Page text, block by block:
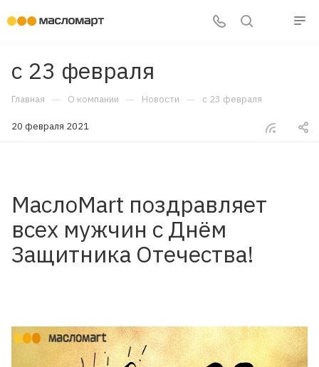
с 23 февраля
Главная — О компании — Новости — с 23 февраля
20 февраля 2021
МаслоMart поздравляет
всех мужчин с Днём
Защитника Отечества!